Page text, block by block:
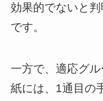
効果的でないと
です。
一方で、適応グ
紙には、1通目の